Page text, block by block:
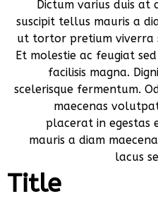
Dictum varius duis at
suscipit tellus mauris a
ut tortor pretium viverra
Et molestie ac feugiat
facilisis magna.
scelerisque fermentum.
maecenas
placerat in egestas
mauris a diam
lacus
Title